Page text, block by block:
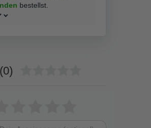
bestellst.
(0)